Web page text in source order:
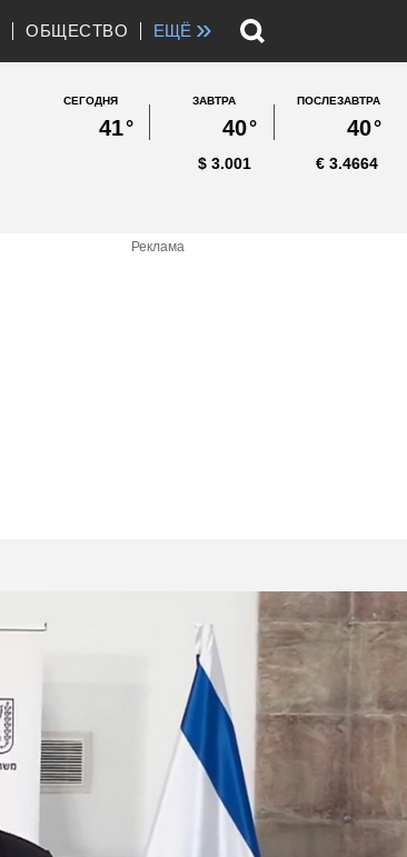
ОБЩЕСТВО ЕЩЁ »
СЕГОДНЯ
41°
ЗАВТРА
40°
ПОСЛЕЗАВТРА
40°
3.001
$ 3.4664
€
Реклама